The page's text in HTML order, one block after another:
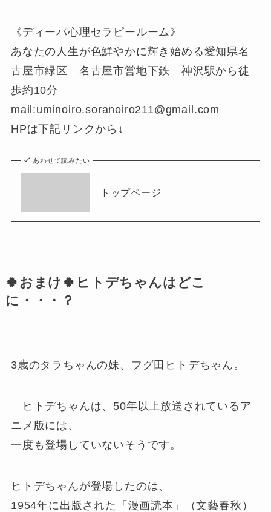
《ディーパ心理セラピールーム》
あなたの人生が色鮮やかに輝き始める愛知県名
古屋市緑区 名古屋市営地下鉄 神沢駅から徒
歩約10分
mail:uminoiro.soranoiro211@gmail.com
HPは下記リンクから↓
あわせて読みたい
トップページ
🍀おまけ🍀ヒトデちゃんはどこ
に・・・？
3歳のタラちゃんの妹、フグ田ヒトデちゃん。
ヒトデちゃんは、50年以上放送されているア
ニメ版には、
一度も登場していないそうです。
ヒトデちゃんが登場したのは、
1954年に出版された「漫画読本」（文藝春秋）